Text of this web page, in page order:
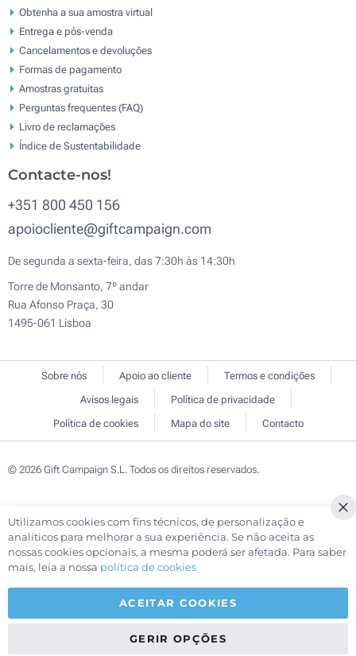
Obtenha a sua amostra virtual
Entrega e pós-venda
Cancelamentos e devoluções
Formas de pagamento
Amostras gratuitas
Perguntas frequentes (FAQ)
Livro de reclamaçōes
Índice de Sustentabilidade
Contacte-nos!
+351 800 450 156
apoiocliente@giftcampaign.com
De segunda a sexta-feira, das 7:30h às 14:30h
Torre de Monsanto, 7º andar
Rua Afonso Praça, 30
1495-061 Lisboa
Sobre nós Apoio ao cliente
Termos e condições
Avisos legais
Política de privacidade
Política de cookies
Mapa do site Contacto
© 2026 Gift Campaign S.L. Todos os direitos reservados.
Utilizamos cookies com fins técnicos, de personalização e
analíticos para melhorar a sua experiência. Se não aceita as
nossas cookies opcionais, a mesma poderá ser afetada. Para saber
mais, leia a nossa política de cookies
ACEITAR COOKIES
GERIR OPÇÕES